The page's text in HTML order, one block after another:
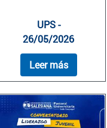
UPS -
26/05/2026
Leer más